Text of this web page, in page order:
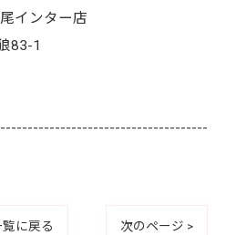
インター店
83-1
覧に戻る 次のページ >